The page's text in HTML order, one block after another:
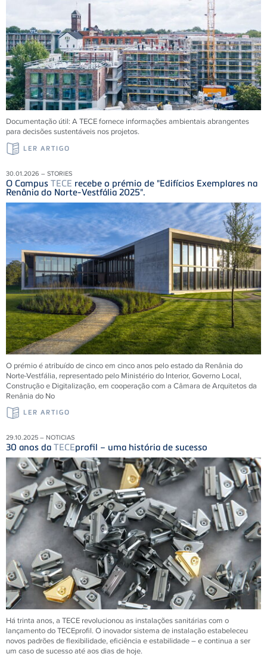
Documentação útil: ATECEfornece informações ambientais abrangentes
para decisões sustentáveis ​​nos projetos.
LER ARTIGO
30.01.2026 – STORIES
O Campus TECE recebe o prémio de "Edifícios Exemplares na
Renânia do Norte-Vestfália 2025".
O prémio é atribuído de cinco em cinco anos pelo estado da Renânia do
Norte-Vestfália, representado pelo Ministério do Interior, Governo Local,
Construção e Digitalização, em cooperação com a Câmara de Arquitetos da
Renânia do No
LER ARTIGO
29.10.2025 – NOTICIAS
30 anos da TECEprofil – uma história de sucesso
Há trinta anos, a TECE revolucionou as instalações sanitárias com o
lançamento doTECEprofil. O inovador sistema de instalação estabeleceu
novos padrões de flexibilidade, eficiência e estabilidade – e continua a ser
um caso de sucesso até aos dias de hoje.